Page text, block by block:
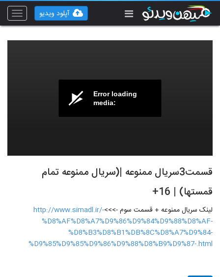
Toggle
آپلود ویدیو
Error loading
media:
قسمت3سریال ممنوعه |‌(سریال ممنوعه تمام
قمستها) | 16+
لینک سریال ممنوعه + قسمت سوم ->>>http://www.simadl.ir/-
%D8%AF%D8%A7%D9%86%D9%84%D9%88%D8%AF-
%D8%B3%D8%B1%DB%8C%D8%A7%D9%84-
%D9%85%D9%85%D9%86%D9%88%D8%B9%D9%87-.html